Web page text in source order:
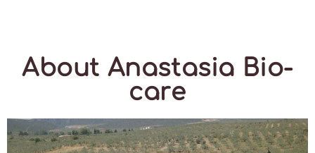
About Anastasia Bio-
care